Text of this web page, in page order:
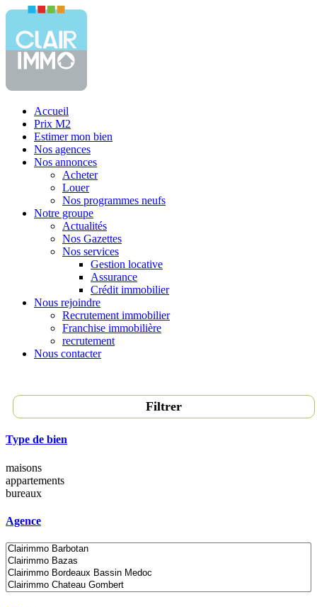
Accueil
Prix M2
Estimer mon bien
Nos agences
Nos annonces
Acheter
Louer
Nos programmes neufs
Notre groupe
Actualités
Nos Gazettes
Nos services
Gestion locative
Assurance
Crédit immobilier
Nous rejoindre
Recrutement immobilier
Franchise immobilière
recrutement
Nous contacter
Filtrer
Type de bien
maisons
appartements
bureaux
Agence